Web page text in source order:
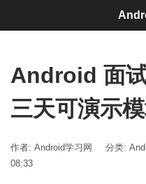
Android 面
三天可演示
作者: Android学习网 分类:
08:33